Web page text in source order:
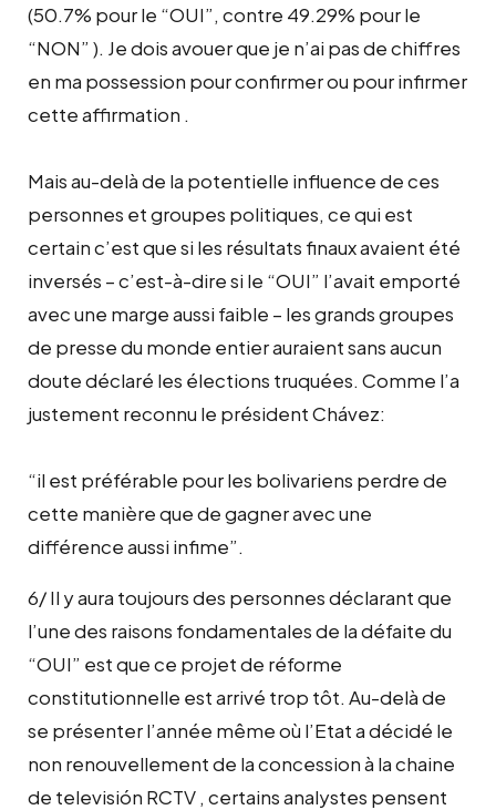
(50.7% pour le “OUI”, contre 49.29% pour le
“NON” ). Je dois avouer que je n’ai pas de chiffres
en ma possession pour confirmer ou pour infirmer
cette affirmation .
Mais au-delà de la potentielle influence de ces
personnes et groupes politiques, ce qui est
certain c’est que si les résultats finaux avaient été
inversés – c’est-à-dire si le “OUI” l’avait emporté
avec une marge aussi faible – les grands groupes
de presse du monde entier auraient sans aucun
doute déclaré les élections truquées. Comme l’a
justement reconnu le président Chávez:
“il est préférable pour les bolivariens perdre de
cette manière que de gagner avec une
différence aussi infime”.
6/ Il y aura toujours des personnes déclarant que
l’une des raisons fondamentales de la défaite du
“OUI” est que ce projet de réforme
constitutionnelle est arrivé trop tôt. Au-delà de
se présenter l’année même où l’Etat a décidé le
non renouvellement de la concession à la chaine
de televisión RCTV , certains analystes pensent